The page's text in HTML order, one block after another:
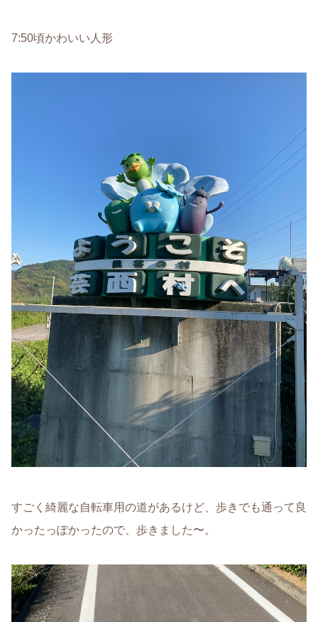
7:50頃かわいい人形
すごく綺麗な自転車用の道があるけど、歩きでも通って良
かったっぽかったので、歩きました〜。